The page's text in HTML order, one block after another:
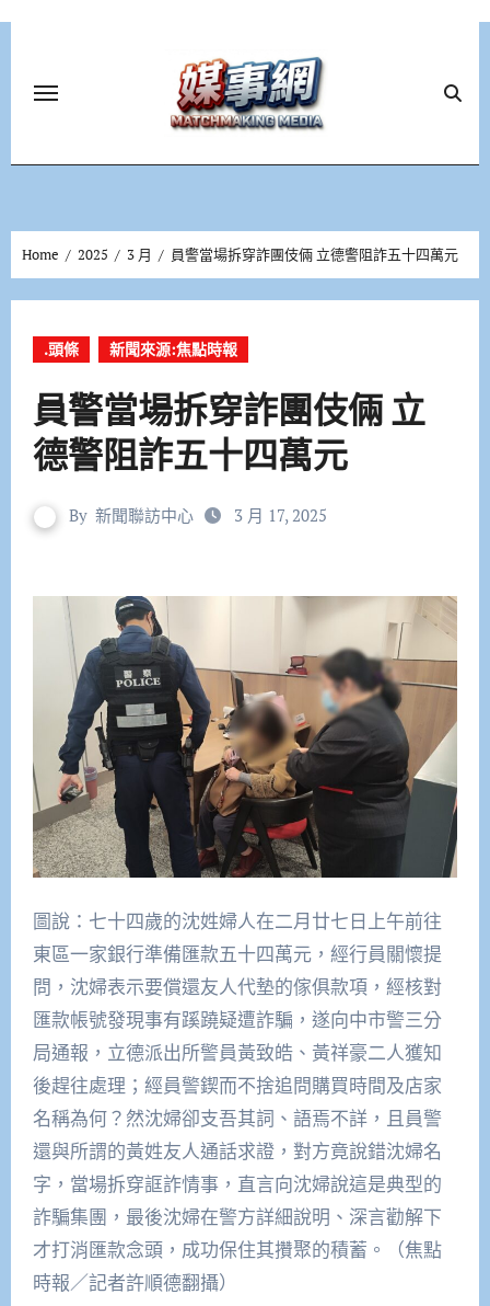
Home 2025 3 月 員警當場拆穿詐團伎倆 立德警阻詐五十四萬元
.頭條 新聞來源:焦點時報
員警當場拆穿詐團伎倆 立
德警阻詐五十四萬元
By 新聞聯訪中心 3 月 17, 2025
圖說：七十四歲的沈姓婦人在二月廿七日上午前往
東區一家銀行準備匯款五十四萬元，經行員關懷提
問，沈婦表示要償還友人代墊的傢俱款項，經核對
匯款帳號發現事有蹊蹺疑遭詐騙，遂向中市警三分
局通報，立德派出所警員黃致皓、黃祥豪二人獲知
後趕往處理；經員警鍥而不捨追問購買時間及店家
名稱為何？然沈婦卻支吾其詞、語焉不詳，且員警
還與所謂的黃姓友人通話求證，對方竟說錯沈婦名
字，當場拆穿誆詐情事，直言向沈婦說這是典型的
詐騙集團，最後沈婦在警方詳細說明、深言勸解下
才打消匯款念頭，成功保住其攢聚的積蓄。（焦點
時報／記者許順德翻攝）